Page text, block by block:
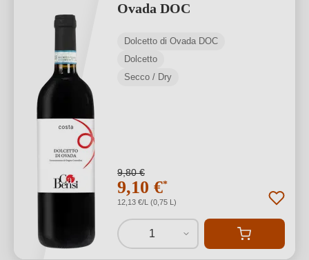
Ovada DOC
Dolcetto di Ovada DOC
Dolcetto
Secco / Dry
9,80 €
9,10 €*
12,13 €/L (0,75 L)
1